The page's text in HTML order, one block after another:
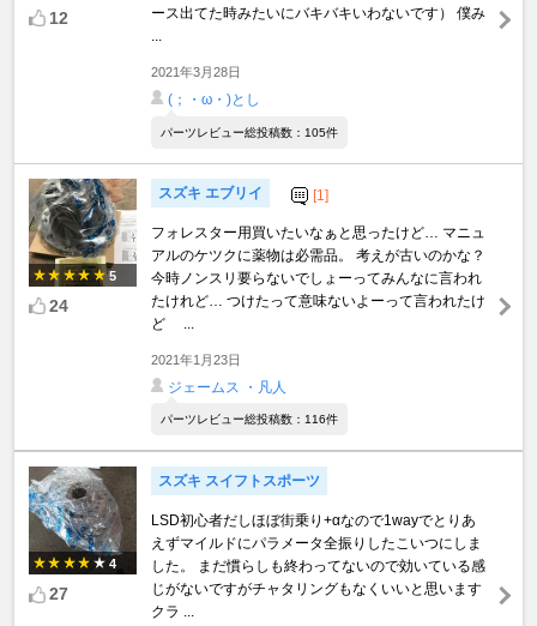
12
ース出てた時みたいにバキバキいわないです） 僕み
...
2021年3月28日
(；・ω・)とし
パーツレビュー総投稿数：105件
5
24
スズキ エブリイ [1]
フォレスター用買いたいなぁと思ったけど… マニュ
アルのケツクに薬物は必需品。 考えが古いのかな？
今時ノンスリ要らないでしょーってみんなに言われ
たけれど… つけたって意味ないよーって言われたけ
ど ...
2021年1月23日
ジェームス ・凡人
パーツレビュー総投稿数：116件
4
27
スズキ スイフトスポーツ
LSD初心者だしほぼ街乗り+αなので1wayでとりあ
えずマイルドにパラメータ全振りしたこいつにしま
した。 まだ慣らしも終わってないので効いている感
じがないですがチャタリングもなくいいと思います
クラ ...